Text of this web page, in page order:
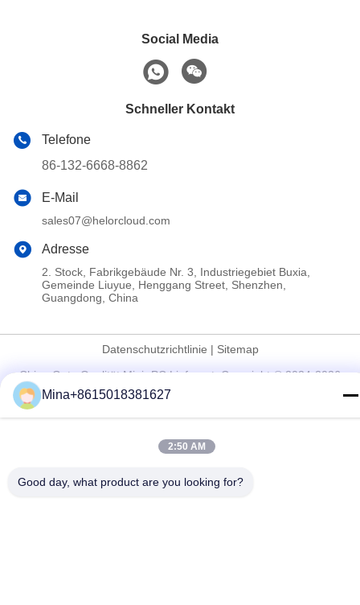
Social Media
Schneller Kontakt
Telefone
86-132-6668-8862
E-Mail
sales07@helorcloud.com
Adresse
2. Stock, Fabrikgebäude Nr. 3, Industriegebiet Buxia,
Gemeinde Liuyue, Henggang Street, Shenzhen,
Guangdong, China
Datenschutzrichtlinie | Sitemap
China Gute Qualität Mini -PC Lieferant. Copyright-© 2024-2026
Shenzhen Helor Cloud Computer Co., Ltd. . Alle Rechte
Mina+8615018381627
2:50 AM
Good day, what product are you looking for?